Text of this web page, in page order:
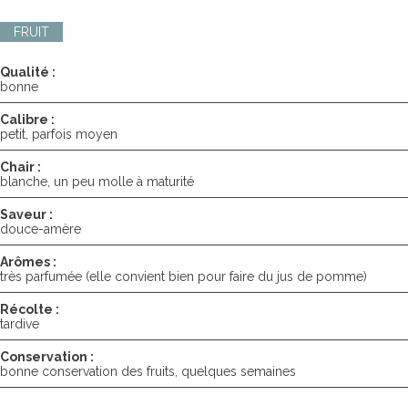
FRUIT
Qualité :
bonne
Calibre :
petit, parfois moyen
Chair :
blanche, un peu molle à maturité
Saveur :
douce-amère
Arômes :
très parfumée (elle convient bien pour faire du jus de pomme)
Récolte :
tardive
Conservation :
bonne conservation des fruits, quelques semaines